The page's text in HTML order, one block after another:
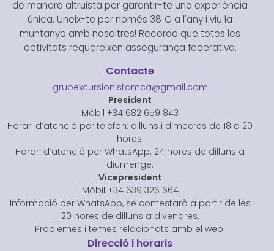
de manera altruista per garantir-te una experiència
única. Uneix-te per només 38 € a l'any i viu la
muntanya amb nosaltres! Recorda que totes les
activitats requereixen assegurança federativa.
Contacte
grupexcursionistamca@gmail.com
President
Mòbil +34 682 659 843
Horari d’atenció per telèfon: dilluns i dimecres de 18 a 20
hores.
Horari d’atenció per WhatsApp: 24 hores de dilluns a
diumenge.
Vicepresident
Mòbil +34 639 326 664
Informació per WhatsApp, se contestarà a partir de les
20 hores de dilluns a divendres.
Problemes i temes relacionats amb el web.
Direcció i horaris